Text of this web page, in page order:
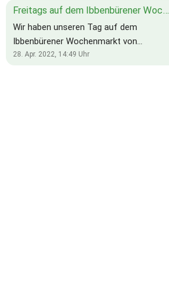
Freitags auf dem Ibbenbürener Wochenmarkt!!!
Wir haben unseren Tag auf dem
Ibbenbürener Wochenmarkt von
mittwochs auf freitags gewechselt! Ab
28. Apr. 2022, 14:49 Uhr